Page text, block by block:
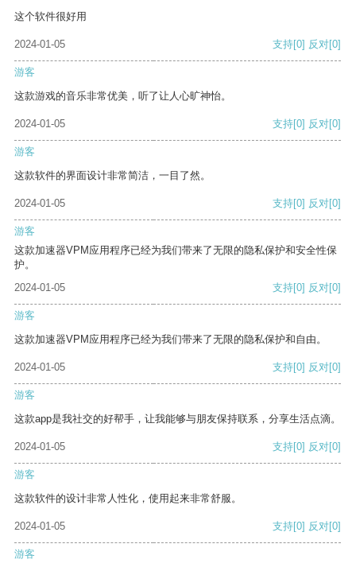
这个软件很好用
2024-01-05 支持[0] 反对[0]
游客
这款游戏的音乐非常优美，听了让人心旷神怡。
2024-01-05 支持[0] 反对[0]
游客
这款软件的界面设计非常简洁，一目了然。
2024-01-05 支持[0] 反对[0]
游客
这款加速器VPM应用程序已经为我们带来了无限的隐私保护和安全性保
护。
2024-01-05
支持[0] 反对[0]
游客
这款加速器VPM应用程序已经为我们带来了无限的隐私保护和自由。
2024-01-05 支持[0] 反对[0]
游客
这款app是我社交的好帮手，让我能够与朋友保持联系，分享生活点滴。
2024-01-05 支持[0] 反对[0]
游客
这款软件的设计非常人性化，使用起来非常舒服。
2024-01-05 支持[0] 反对[0]
游客